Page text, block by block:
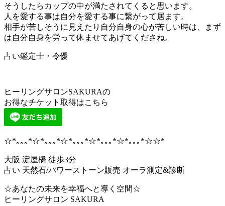
そうしたらカップの中が満たされてくると思います。
人を愛する事は自分を愛する事に繋がって居ます。
相手が苦しそうに見えたり自分自身の心が苦しい時は、まず
は自分自身を労って休ませてあげてくださね。
占い鑑定士・令優
ヒーリングサロンSAKURAの
お得なチケット取得はこちら
☆*｡｡｡*☆*｡｡｡*☆*｡｡｡*☆*｡｡｡*☆*｡｡｡*☆☆*
大阪 淀屋橋 徒歩3分
占い 天然石/パワーストーン販売 オーラ測定&診断
☆あなたの未来を幸福へと導く空間☆
ヒーリングサロン SAKURA